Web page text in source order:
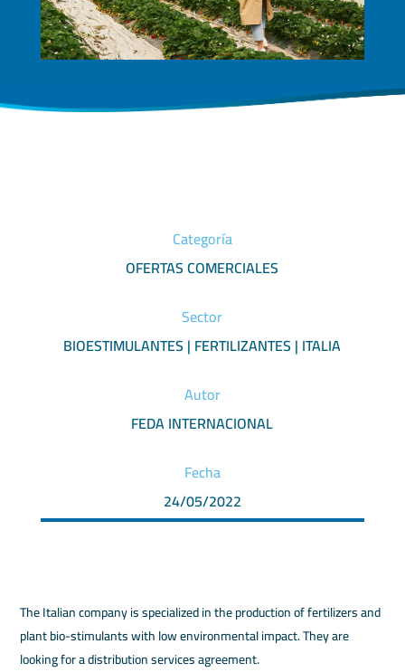
Categoría
OFERTAS COMERCIALES
Sector
BIOESTIMULANTES | FERTILIZANTES | ITALIA
Autor
FEDA INTERNACIONAL
Fecha
24/05/2022
The Italian company is specialized in the production of fertilizers and
plant bio-stimulants with low environmental impact. They are
looking for a distribution services agreement.